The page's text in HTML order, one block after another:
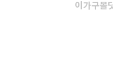
이가구몰